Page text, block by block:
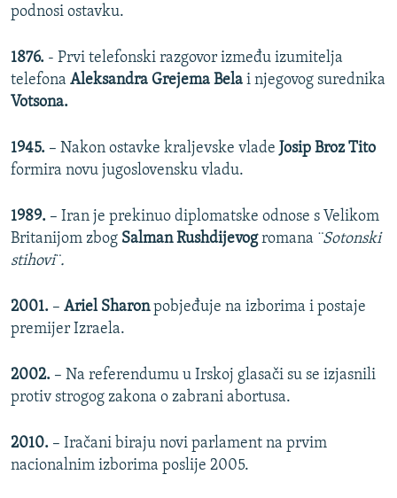
TRI DECENIJE OD RATA U BIH
NASTANAK I RASPAD JUGOSLAVIJE
podnosi ostavku.
1876. - Prvi telefonski razgovor između izumitelja
telefona Aleksandra Grejema Bela i njegovog surednika
Votsona.
1945. – Nakon ostavke kraljevske vlade Josip Broz Tito
formira novu jugoslovensku vladu.
1989. – Iran je prekinuo diplomatske odnose s Velikom
Britanijom zbog Salman Rushdijevogromana ¨Sotonski
stihovi¨.
2001. – Ariel Sharonpobjeđuje na izborima i postaje
premijer Izraela.
2002. – Na referendumu u Irskoj glasači su se izjasnili
protiv strogog zakona o zabrani abortusa.
2010. – Iračani biraju novi parlament na prvim
nacionalnim izborima poslije 2005.